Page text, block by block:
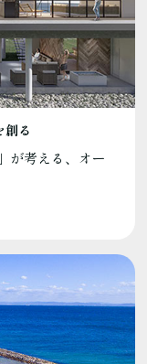
創る
が考える、オー